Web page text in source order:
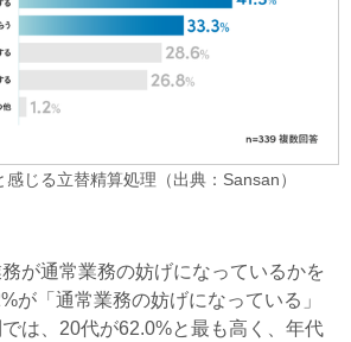
じる立替精算処理（出典：Sansan）
が通常業務の妨げになっているかを
が「通常業務の妨げになっている」
は、20代が62.0%と最も高く、年代